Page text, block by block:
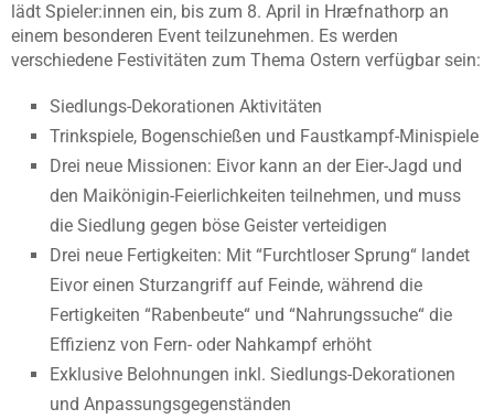
lädt Spieler:innen ein, bis zum 8. April in Hræfnathorp an
einem besonderen Event teilzunehmen. Es werden
verschiedene Festivitäten zum Thema Ostern verfügbar sein:
Siedlungs-Dekorationen Aktivitäten
Trinkspiele, Bogenschießen und Faustkampf-Minispiele
Drei neue Missionen: Eivor kann an der Eier-Jagd und
den Maikönigin-Feierlichkeiten teilnehmen, und muss
die Siedlung gegen böse Geister verteidigen
Drei neue Fertigkeiten: Mit “Furchtloser Sprung“ landet
Eivor einen Sturzangriff auf Feinde, während die
Fertigkeiten “Rabenbeute“ und “Nahrungssuche“ die
Effizienz von Fern- oder Nahkampf erhöht
Exklusive Belohnungen inkl. Siedlungs-Dekorationen
und Anpassungsgegenständen